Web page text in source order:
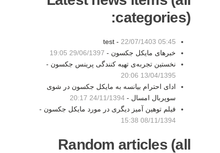
categories):
test - 22/07/1403 05:45
خبرهای مایکل جکسون - 29/06/1397 19:05
نخستین تجربه‌ی تهیه کنندگی پرینس جکسون -
13/04/1395 20:06
ادای احترام بیانسه به مایکل جکسون در شوی
سوپربال امسال - 24/11/1394 20:17
فیلم توهین آمیز دیگری در مورد مایکل جکسون -
08/11/1394 15:38
Random articles (all